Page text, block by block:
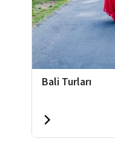
Bali Turları